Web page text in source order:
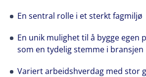
En sentral rolle i et sterkt fagmiljø
En unik mulighet til å bygge egen
som en tydelig stemme i bransjen
Variert arbeidshverdag med stor